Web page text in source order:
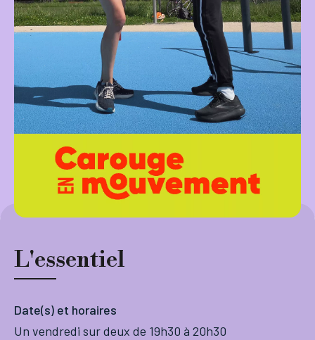
L'essentiel
Date(s) et horaires
Un vendredi sur deux de 19h30 à 20h30